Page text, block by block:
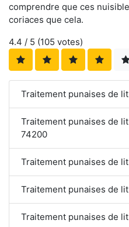
comprendre que ces
coriaces que cela.
4.4 / 5 (105 votes)
Traitement punaises de
Traitement punaises de
74200
Traitement punaises de
Traitement punaises de
Traitement punaises de